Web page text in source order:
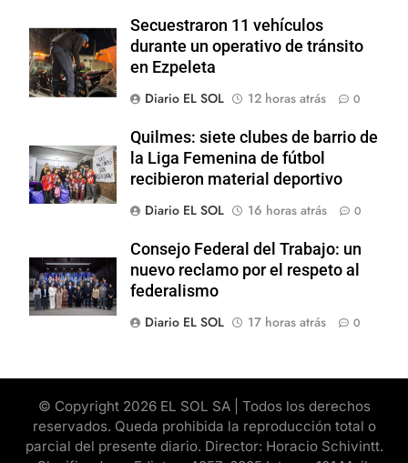
Secuestraron 11 vehículos
durante un operativo de tránsito
en Ezpeleta
Diario EL SOL
12 horas atrás 0
Quilmes: siete clubes de barrio de
la Liga Femenina de fútbol
recibieron material deportivo
Diario EL SOL
16 horas atrás 0
Consejo Federal del Trabajo: un
nuevo reclamo por el respeto al
federalismo
Diario EL SOL
17 horas atrás 0
© Copyright 2026 EL SOL SA | Todos los derechos
reservados. Queda prohibida la reproducción total o
parcial del presente diario. Director: Horacio Schivintt.